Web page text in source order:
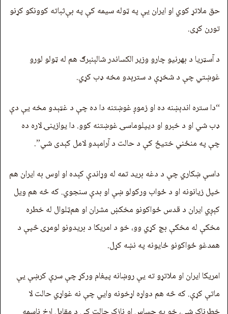
حق ملاتړ کوي او ایران یې په ټوله سیمه کې په بې‌ثباته کوونکو کړنو
تورن کړی.
د آسټریا د بهرنیو چارو وزیر الکساندر شالېنبرګ هم له ټولو لورو
غوښتي چې د شخړې د سترېدو مخه ډب کړي.
“دا ستره اندېښنه ده او زموږ غوښتنه دا ده چې د غټېدو مخه يې دې
ډب شي او د خبرو او ديپلوماسۍ غوښتنه کوو. دا یوازينۍ لاره ده
چې په منځني ختیځ کې د حالت د آرامېدو لامل کېدی شي”.
داسې ښکاري چې د دغه برید تمه له وړاندې کېده او اوس به ایران هم
خپل زیانونه او د ځواب ورکولو ښې او بدې سنجوي. که څه هم ویل
کېږي ایران د قدس ځواکونو مخکښ مشران او هم‌ټلوال له خطره
مخکې له مخکې بچ کړي وو، خو د امریکا د بریدونو لومړۍ څپې د
همدغو ځواکونو ځایونه په نښه کړل.
امریکا ایران او ملاتړو ته يې روښانه پیغام ورکړ چې سرې کرښې یې
ماتې کړې. که څه هم دواړه اړخونه وايي چې نه غواړي حالت لا